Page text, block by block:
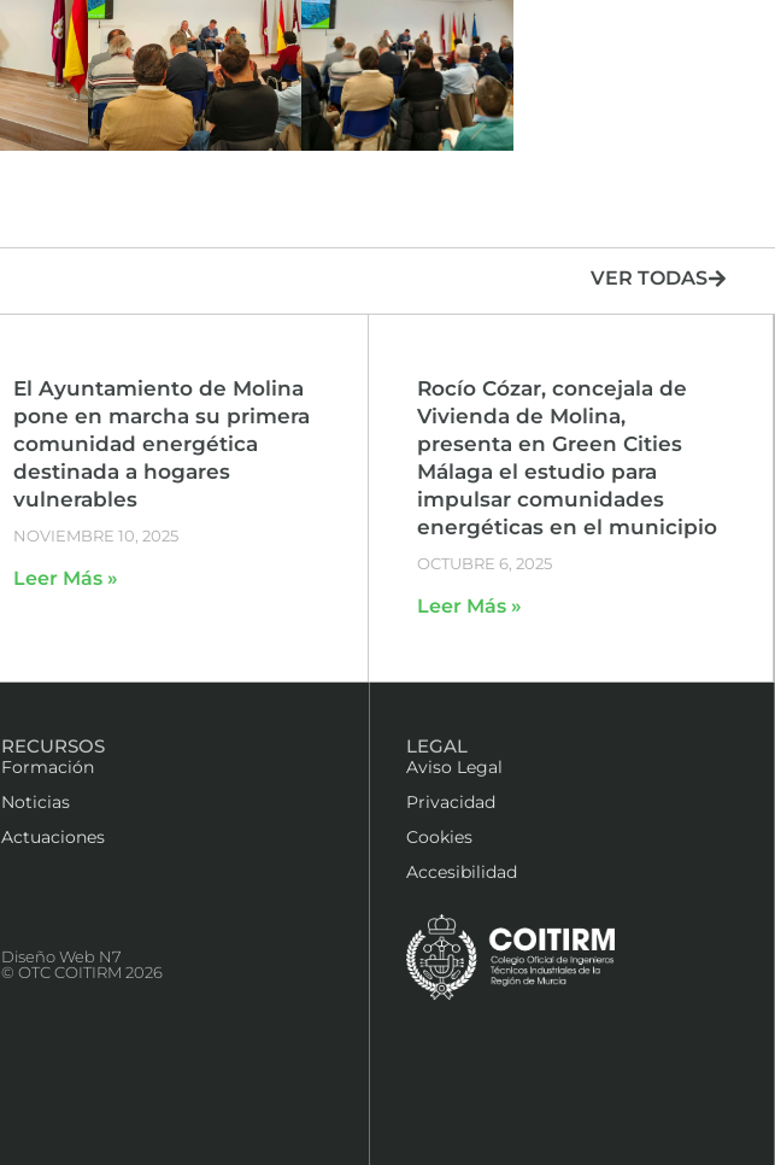
VER TODAS
El Ayuntamiento de Molina
pone en marcha su primera
comunidad energética
destinada a hogares
vulnerables
NOVIEMBRE 10, 2025
Leer Más »
Rocío Cózar, concejala de
Vivienda de Molina,
presenta en Green Cities
Málaga el estudio para
impulsar comunidades
energéticas en el municipio
OCTUBRE 6, 2025
Leer Más »
RECURSOS
Formación
Noticias
Actuaciones
Diseño Web N7
© OTC COITIRM 2026
LEGAL
Aviso Legal
Privacidad
Cookies
Accesibilidad